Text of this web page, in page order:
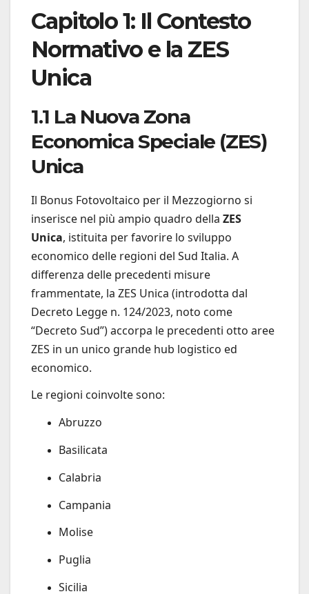
Capitolo 1: Il Contesto
Normativo e la ZES
Unica
1.1 La Nuova Zona
Economica Speciale (ZES)
Unica
Il Bonus Fotovoltaico per il Mezzogiorno si
inserisce nel più ampio quadro della ZES
Unica, istituita per favorire lo sviluppo
economico delle regioni del Sud Italia. A
differenza delle precedenti misure
frammentate, la ZES Unica (introdotta dal
Decreto Legge n. 124/2023, noto come
“Decreto Sud”) accorpa le precedenti otto aree
ZES in un unico grande hub logistico ed
economico.
Le regioni coinvolte sono:
Abruzzo
Basilicata
Calabria
Campania
Molise
Puglia
Sicilia